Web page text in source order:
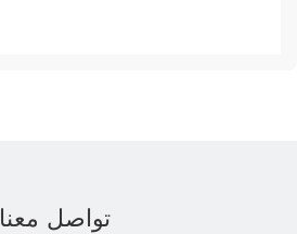
تواصل معنا